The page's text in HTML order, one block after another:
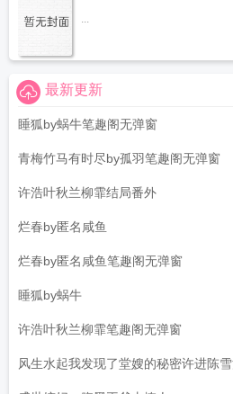
...
最新更新
睡狐by蜗牛笔趣阁无弹窗
青梅竹马有时尽by孤羽笔趣阁无弹窗
许浩叶秋兰柳霏结局番外
烂春by匿名咸鱼
烂春by匿名咸鱼笔趣阁无弹窗
睡狐by蜗牛
许浩叶秋兰柳霏笔趣阁无弹窗
风生水起我发现了堂嫂的秘密许进陈